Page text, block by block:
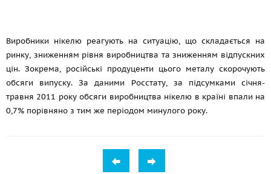
Виробники нікелю реагують на ситуацію, що складається на
ринку, зниженням рівня виробництва та зниженням відпускних
цін. Зокрема, російські продуценти цього металу скорочують
обсяги випуску. За даними Росстату, за підсумками січня-
травня 2011 року обсяги виробництва нікелю в країні впали на
0,7% порівняно з тим же періодом минулого року.